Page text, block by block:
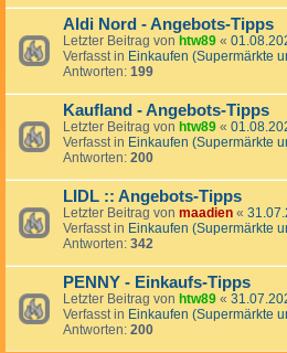
Aldi Nord - Angebots-Tipps
Letzter Beitrag von htw89 «
Verfasst in Einkaufen (Supermärkte
Antworten: 199
Kaufland - Angebots-Tipps
Letzter Beitrag von htw89 «
Verfasst in Einkaufen (Supermärkte
Antworten: 200
LIDL :: Angebots-Tipps
Letzter Beitrag von maadien «
Verfasst in Einkaufen (Supermärkte
Antworten: 342
PENNY - Einkaufs-Tipps
Letzter Beitrag von htw89 «
Verfasst in Einkaufen (Supermärkte
Antworten: 200